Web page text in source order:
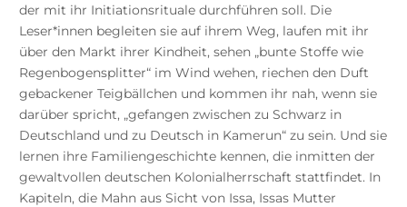
der mit ihr Initiationsrituale durchführen soll. Die
Leser*innen begleiten sie auf ihrem Weg, laufen mit ihr
über den Markt ihrer Kindheit, sehen „bunte Stoffe wie
Regenbogensplitter“ im Wind wehen, riechen den Duft
gebackener Teigbällchen und kommen ihr nah, wenn sie
darüber spricht, „gefangen zwischen zu Schwarz in
Deutschland und zu Deutsch in Kamerun“ zu sein. Und sie
lernen ihre Familiengeschichte kennen, die inmitten der
gewaltvollen deutschen Kolonialherrschaft stattfindet. In
Kapiteln, die Mahn aus Sicht von Issa, Issas Mutter